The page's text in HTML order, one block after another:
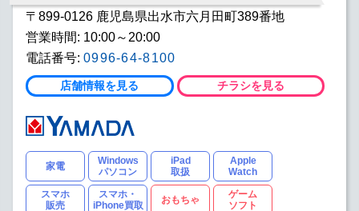
〒899-0126 鹿児島県出水市六月田町389番地
営業時間: 10:00～20:00
電話番号: 0996-64-8100
店舗情報を見る チラシを見る
家電
Windows
パソコン
iPad
取扱
Apple
Watch
スマホ
販売
スマホ・
iPhone買取
おもちゃ
ゲーム
ソフト